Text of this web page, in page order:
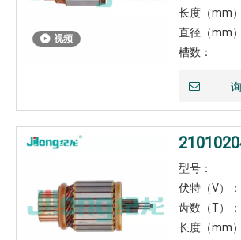
视频
长度（mm
直径（mm
槽数：
型号：
伏特（V）：
齿数（T）：
长度（mm